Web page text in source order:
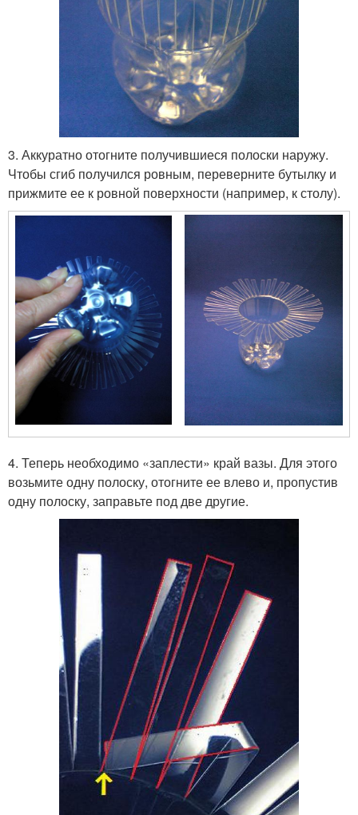
3. Аккуратно отогните получившиеся полоски наружу.
Чтобы сгиб получился ровным, переверните бутылку и
прижмите ее к ровной поверхности (например, к столу).
4. Теперь необходимо «заплести» край вазы. Для этого
возьмите одну полоску, отогните ее влево и, пропустив
одну полоску, заправьте под две другие.